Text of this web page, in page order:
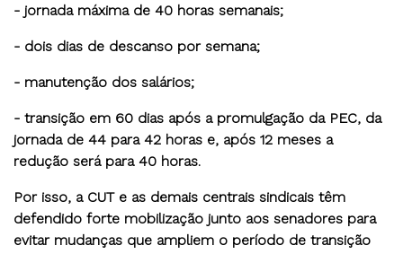
- jornada máxima de 40 horas semanais;
- dois dias de descanso por semana;
- manutenção dos salários;
- transição em 60 dias após a promulgação da PEC, da
jornada de 44 para 42 horas e, após 12 meses a
redução será para 40 horas.
Por isso, a CUT e as demais centrais sindicais têm
defendido forte mobilização junto aos senadores para
evitar mudanças que ampliem o período de transição